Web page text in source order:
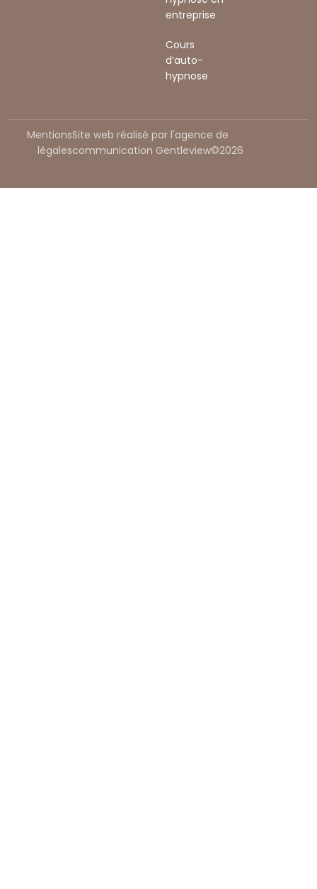
entreprise
Cours
d’auto-
hypnose
Site web réalisé par l'agence de
communication Gentleview©2026
Mentions
légales